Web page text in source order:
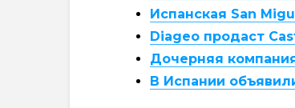
Испанская San
Diageo продаст
Дочерняя
В Испании